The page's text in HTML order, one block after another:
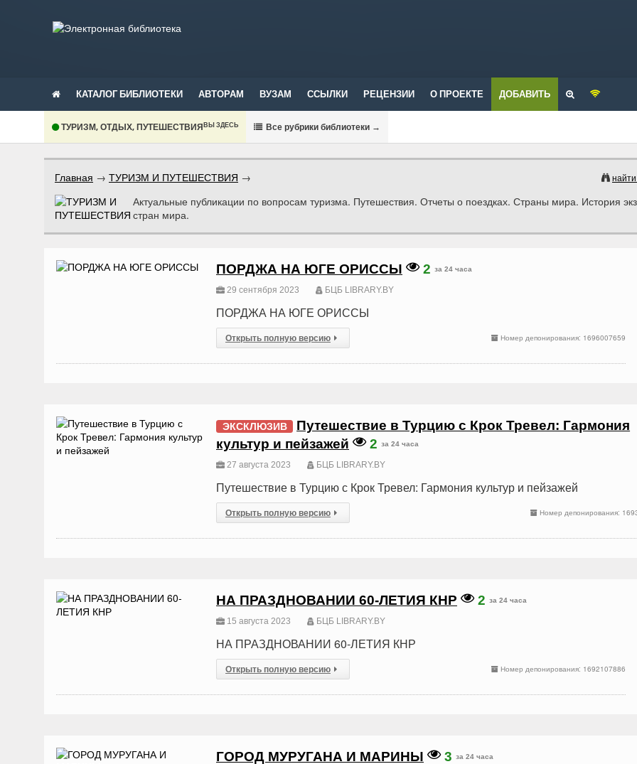
КАТАЛОГ БИБЛИОТЕКИ АВТОРАМ ВУЗАМ ССЫЛКИ РЕЦЕНЗИИ О ПРОЕКТЕ ДОБАВИТЬ
ТУРИЗМ, ОТДЫХ, ПУТЕШЕСТВИЯВЫ ЗДЕСЬ Все рубрики библиотеки →
Главная → ТУРИЗМ И ПУТЕШЕСТВИЯ →
Актуальные публикации по вопросам туризма. Путешествия. Отчеты о поездках. Страны мира. История
стран мира.
ПОРДЖА НА ЮГЕ ОРИССЫ 2 за 24 часа
29 сентября 2023 БЦБ LIBRARY.BY
ПОРДЖА НА ЮГЕ ОРИССЫ
Номер депонирования: 1696007659
Открыть полную версию
ЭКСКЛЮЗИВ
Путешествие в Турцию с Крок Тревел: Гармония
культур и пейзажей
2 за 24 часа
27 августа 2023 БЦБ LIBRARY.BY
Путешествие в Турцию с Крок Тревел: Гармония культур и пейзажей
Номер депонирования:
Открыть полную версию
НА ПРАЗДНОВАНИИ 60-ЛЕТИЯ КНР 2 за 24 часа
15 августа 2023 БЦБ LIBRARY.BY
НА ПРАЗДНОВАНИИ 60-ЛЕТИЯ КНР
Номер депонирования: 1692107886
Открыть полную версию
ГОРОД МУРУГАНА И МАРИНЫ 3 за 24 часа